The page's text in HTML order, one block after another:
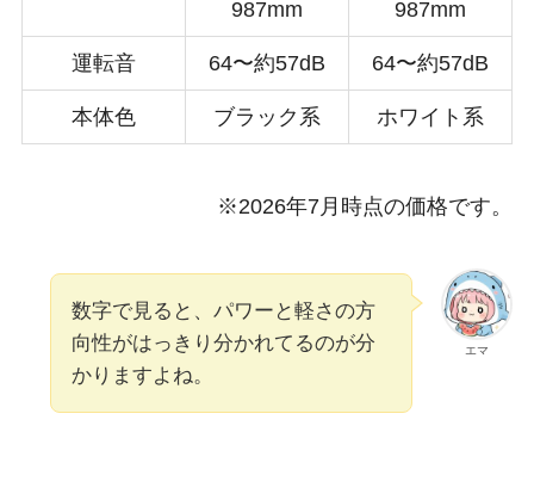
987mm 987mm
運転音 64〜約57dB 64〜約57dB
本体色 ブラック系 ホワイト系
※2026年7月時点の価格です。
エマ
数字で見ると、パワーと軽さの方
向性がはっきり分かれてるのが分
かりますよね。